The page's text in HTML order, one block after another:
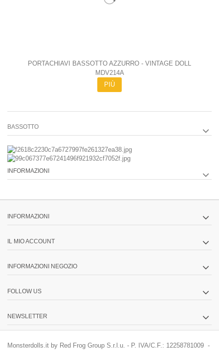
PORTACHIAVI BASSOTTO AZZURRO - VINTAGE DOLL
MDV214A
PIÙ
BASSOTTO
INFORMAZIONI
INFORMAZIONI
IL MIO ACCOUNT
INFORMAZIONI NEGOZIO
FOLLOW US
NEWSLETTER
Monsterdolls.it by Red Frog Group S.r.l.u. - P. IVA/C.F.: 12258781009 -